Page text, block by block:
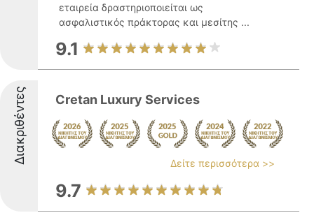
εταιρεία δραστηριοποιείται ως
ασφαλιστικός πράκτορας και μεσίτης ...
9.1
Διακριθέντες Cretan Luxury Services
Δείτε περισσότερα >>
9.7